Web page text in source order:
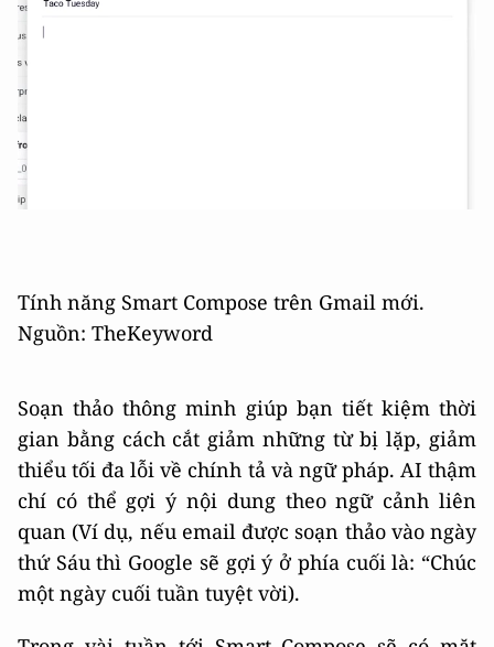
Tính năng Smart Compose trên Gmail mới.
Nguồn: TheKeyword
Soạn thảo thông minh giúp bạn tiết kiệm thời
gian bằng cách cắt giảm những từ bị lặp, giảm
thiểu tối đa lỗi về chính tả và ngữ pháp. AI thậm
chí có thể gợi ý nội dung theo ngữ cảnh liên
quan (Ví dụ, nếu email được soạn thảo vào ngày
thứ Sáu thì Google sẽ gợi ý ở phía cuối là: “Chúc
một ngày cuối tuần tuyệt vời).